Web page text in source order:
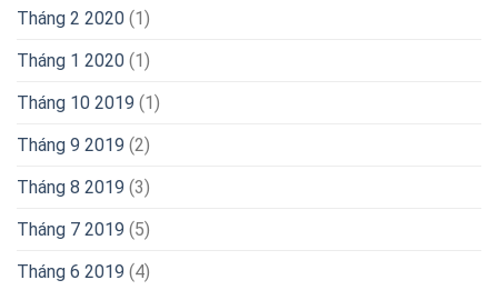
Tháng 2 2020 (1)
Tháng 1 2020 (1)
Tháng 10 2019 (1)
Tháng 9 2019 (2)
Tháng 8 2019 (3)
Tháng 7 2019 (5)
Tháng 6 2019 (4)